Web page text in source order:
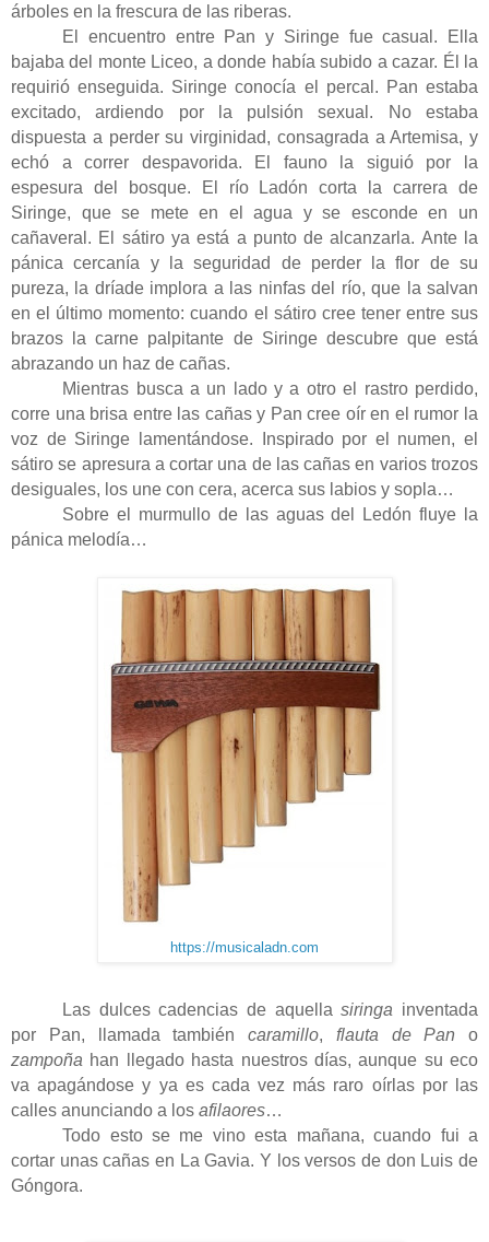
árboles en la frescura de las riberas.
El encuentro entre Pan y Siringe fue casual. Ella
bajaba del monte Liceo, a donde había subido a cazar. Él la
requirió enseguida. Siringe conocía el percal. Pan estaba
excitado, ardiendo por la pulsión sexual. No estaba
dispuesta a perder su virginidad, consagrada a Artemisa, y
echó a correr despavorida. El fauno la siguió por la
espesura del bosque. El río Ladón corta la carrera de
Siringe, que se mete en el agua y se esconde en un
cañaveral. El sátiro ya está a punto de alcanzarla. Ante la
pánica cercanía y la seguridad de perder la flor de su
pureza, la dríade implora a las ninfas del río, que la salvan
en el último momento: cuando el sátiro cree tener entre sus
brazos la carne palpitante de Siringe descubre que está
abrazando un haz de cañas.
Mientras busca a un lado y a otro el rastro perdido,
corre una brisa entre las cañas y Pan cree oír en el rumor la
voz de Siringe lamentándose. Inspirado por el numen, el
sátiro se apresura a cortar una de las cañas en varios trozos
desiguales, los une con cera, acerca sus labios y sopla…
Sobre el murmullo de las aguas del Ledón fluye la
pánica melodía…
https://musicaladn.com
Las dulces cadencias de aquellasiringa inventada
por Pan, llamada también caramillo, flauta de Pan o
zampoña han llegado hasta nuestros días, aunque su eco
va apagándose y ya es cada vez más raro oírlas por las
calles anunciando a los afilaores…
Todo esto se me vino esta mañana, cuando fui a
cortar unas cañas en La Gavia. Y los versos de don Luis de
Góngora.